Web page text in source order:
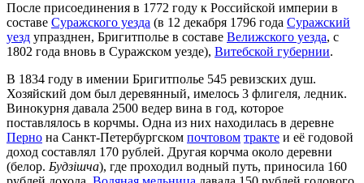
После присоединения в 1772 году к Российской империи в
составе Суражского уезда (в 12 декабря 1796 года Суражский
уезд упразднен, Бригитполье в составе Велижского уезда, с
1802 года вновь в Суражском уезде), Витебской губернии.
В 1834 году в имении Бригитполье 545 ревизских душ.
Хозяйский дом был деревянный, имелось 3 флигеля, ледник.
Винокурня давала 2500 ведер вина в год, которое
поставлялось в корчмы. Одна из них находилась в деревне
Перно на Санкт-Петербургском почтовом тракте и её годовой
доход составлял 170 рублей. Другая корчма около деревни
(белор. Будзішча), где проходил водный путь, приносила 160